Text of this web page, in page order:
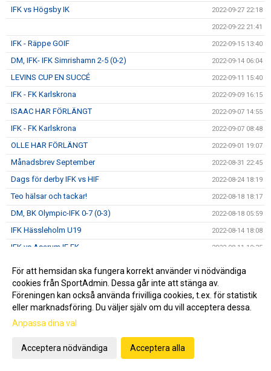
IFK vs Högsby IK 2022-09-27 22:18
2022-09-22 21:41
IFK - Räppe GOIF 2022-09-15 13:40
DM, IFK- IFK Simrishamn 2-5 (0-2) 2022-09-14 06:04
LEVINS CUP EN SUCCÉ 2022-09-11 15:40
IFK - FK Karlskrona 2022-09-09 16:15
ISAAC HAR FÖRLÄNGT 2022-09-07 14:55
IFK - FK Karlskrona 2022-09-07 08:48
OLLE HAR FÖRLÄNGT 2022-09-01 19:07
Månadsbrev September 2022-08-31 22:45
Dags för derby IFK vs HIF 2022-08-24 18:19
Teo hälsar och tackar! 2022-08-18 18:17
DM, BK Olympic-IFK 0-7 (0-3) 2022-08-18 05:59
IFK Hässleholm U19 2022-08-14 18:08
IFK vs Asarum IF FK 2022-08-11 10:35
Månadsbrev Augusti 2022-08-02 11:02
ORAJÄRVI HAR FÖRLÄNGT 2022-07-27 22:07
Sextondelsfinalen i GothiaCup!
För att hemsidan ska fungera korrekt använder vi nödvändiga
cookies från SportAdmin. Dessa går inte att stänga av.
Föreningen kan också använda frivilliga cookies, t.ex. för statistik
eller marknadsföring. Du väljer själv om du vill acceptera dessa.
Anpassa dina val
Acceptera nödvändiga Acceptera alla